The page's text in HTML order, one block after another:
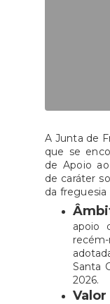
A Junta de
que se
de Apoio
de caráter
da
apoio
Santa
2026.